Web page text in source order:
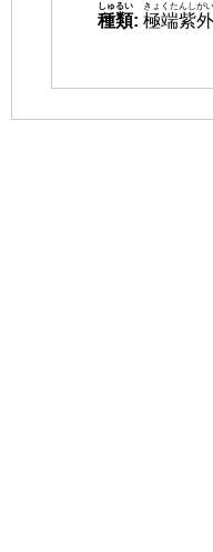
種類
しゅるい
: 極端紫
きょくたんしが